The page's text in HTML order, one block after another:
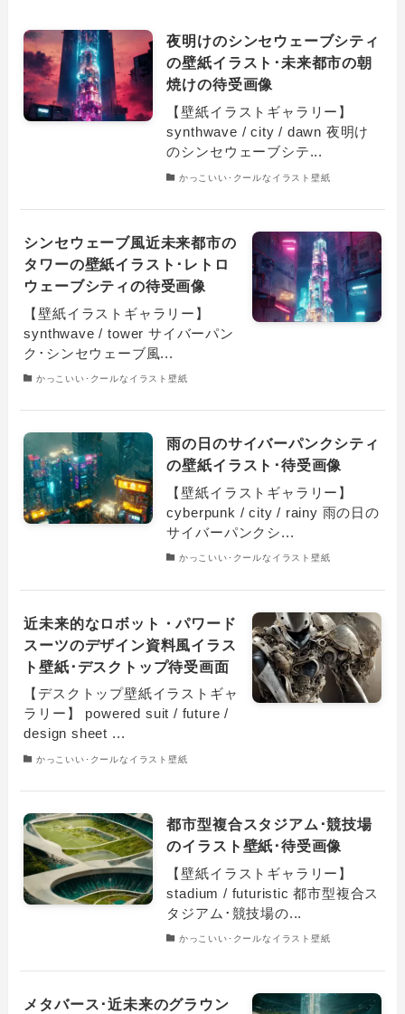
夜明けのシンセウェーブシティ
の壁紙イラスト･未来都市の朝
焼けの待受画像
【壁紙イラストギャラリー】
synthwave / city / dawn 夜明け
のシンセウェーブシテ...
かっこいい･クールなイラスト壁紙
シンセウェーブ風近未来都市の
タワーの壁紙イラスト･レトロ
ウェーブシティの待受画像
【壁紙イラストギャラリー】
synthwave / tower サイバーパン
ク･シンセウェーブ風...
かっこいい･クールなイラスト壁紙
雨の日のサイバーパンクシティ
の壁紙イラスト･待受画像
【壁紙イラストギャラリー】
cyberpunk / city / rainy 雨の日の
サイバーパンクシ...
かっこいい･クールなイラスト壁紙
近未来的なロボット・パワード
スーツのデザイン資料風イラス
ト壁紙･デスクトップ待受画面
【デスクトップ壁紙イラストギャ
ラリー】 powered suit / future /
design sheet ...
かっこいい･クールなイラスト壁紙
都市型複合スタジアム･競技場
のイラスト壁紙･待受画像
【壁紙イラストギャラリー】
stadium / futuristic 都市型複合ス
タジアム･競技場の...
かっこいい･クールなイラスト壁紙
メタバース･近未来のグラウン